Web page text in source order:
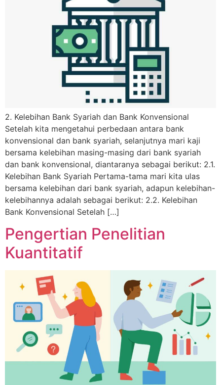
2. Kelebihan Bank Syariah dan Bank Konvensional
Setelah kita mengetahui perbedaan antara bank
konvensional dan bank syariah, selanjutnya mari kaji
bersama kelebihan masing-masing dari bank syariah
dan bank konvensional, diantaranya sebagai berikut: 2.1.
Kelebihan Bank Syariah Pertama-tama mari kita ulas
bersama kelebihan dari bank syariah, adapun kelebihan-
kelebihannya adalah sebagai berikut: 2.2. Kelebihan
Bank Konvensional Setelah […]
Pengertian Penelitian
Kuantitatif